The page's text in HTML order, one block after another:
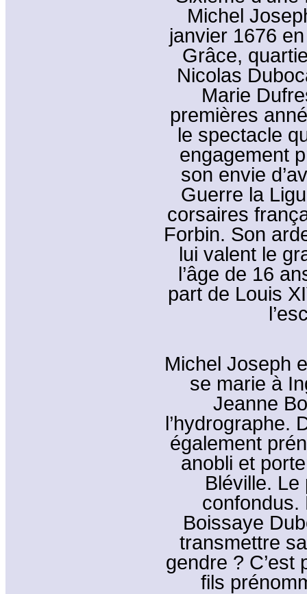
Michel
janvier 1676
Grâce,
Nicolas
Marie
premières
le spectacle
engagement
son envie
Guerre la
corsaires
Forbin. Son
lui valent le
l’âge de 16
part de Louis
Michel Joseph
se marie à
Jeanne
l’hydrographe.
également
anobli et
Bléville.
confondus.
Boissaye
transmettre
gendre ? C’est
fils